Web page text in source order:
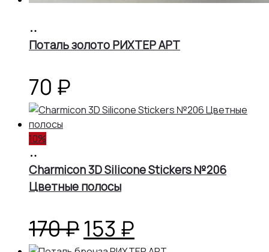
корзину
Поталь золото РИХТЕР АРТ
70 ₽
10%
корзину
Charmicon 3D Silicone Stickers №206
Цветные полосы
170₽Первоначальная
153 ₽